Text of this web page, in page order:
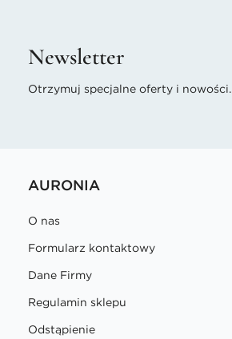
Newsletter
Otrzymuj specjalne oferty i nowości.
AURONIA
O nas
Formularz kontaktowy
Dane Firmy
Regulamin sklepu
Odstąpienie